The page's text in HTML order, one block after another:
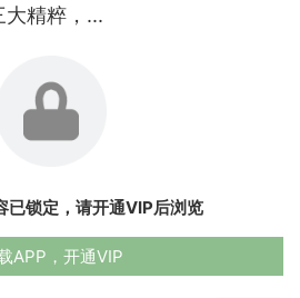
大精粹，...
锁定，请开通VIP后浏览
APP，开通VIP